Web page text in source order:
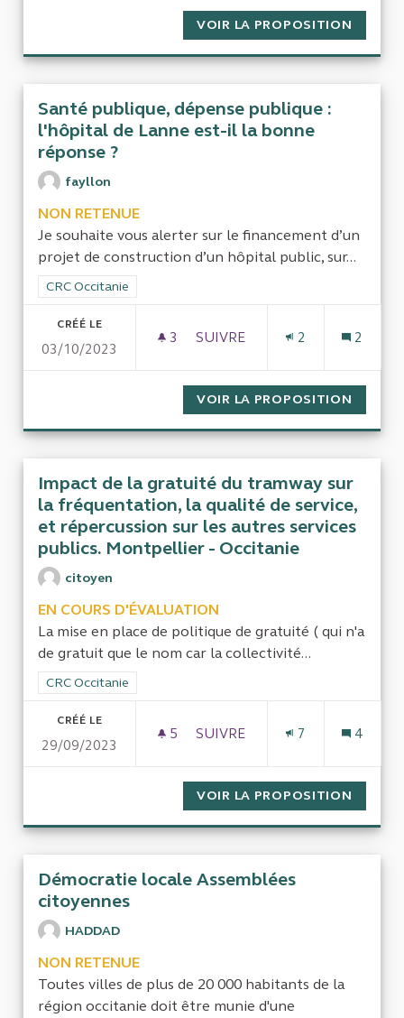
VOIR LA PROPOSITION
Santé publique, dépense publique :
l'hôpital de Lanne est-il la bonne
réponse ?
fayllon
NON RETENUE
Je souhaite vous alerter sur le financement d’un
projet de construction d’un hôpital public, sur...
Filtrer les résultats de la catégorie : CRC Occitanie
CRC Occitanie
CRÉÉ LE
03/10/2023
3 3 ABONNÉS
SUIVRE
2 2
VOIR LA PROPOSITION
Impact de la gratuité du tramway sur
la fréquentation, la qualité de service,
et répercussion sur les autres services
publics. Montpellier - Occitanie
citoyen
EN COURS D'ÉVALUATION
La mise en place de politique de gratuité ( qui n'a
de gratuit que le nom car la collectivité...
Filtrer les résultats de la catégorie : CRC Occitanie
CRC Occitanie
CRÉÉ LE
29/09/2023
5 5 ABONNÉS
SUIVRE
7 4
VOIR LA PROPOSITION
Démocratie locale Assemblées
citoyennes
HADDAD
NON RETENUE
Toutes villes de plus de 20 000 habitants de la
région occitanie doit être munie d'une